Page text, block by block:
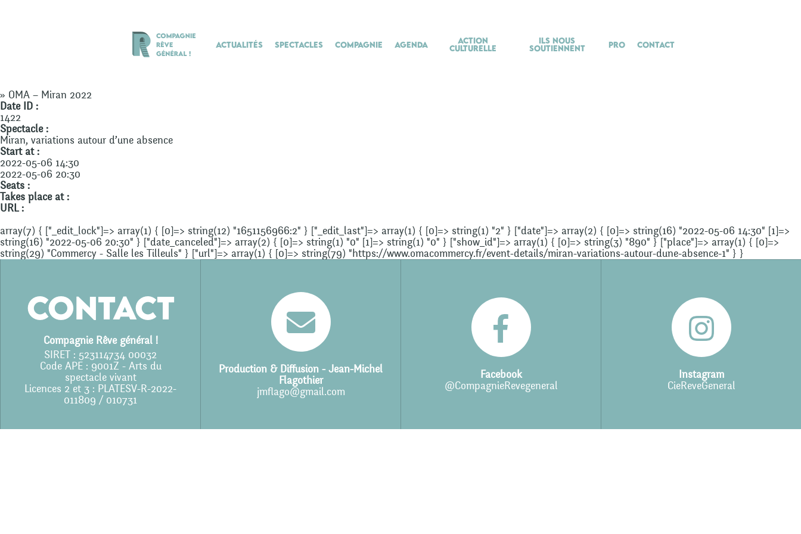
Actualités Spectacles Compagnie Agenda
Action
culturelle
Ils nous
soutiennent
Pro Contact
» OMA – Miran 2022
Date ID :
1422
Spectacle :
Miran, variations autour d’une absence
Start at :
2022-05-06 14:30
2022-05-06 20:30
Seats :
Takes place at :
URL :
array(7) { ["_edit_lock"]=> array(1) { [0]=> string(12) "1651156966:2" } ["_edit_last"]=> array(1) { [0]=> string(1) "2" } ["date"]=> array(2) { [0]=> string(16) "2022-05-06 14:30" [1]=>
string(16) "2022-05-06 20:30" } ["date_canceled"]=> array(2) { [0]=> string(1) "0" [1]=> string(1) "0" } ["show_id"]=> array(1) { [0]=> string(3) "890" } ["place"]=> array(1) { [0]=>
string(29) "Commercy - Salle les Tilleuls" } ["url"]=> array(1) { [0]=> string(79) "https://www.omacommercy.fr/event-details/miran-variations-autour-dune-absence-1" } }
Contact
Compagnie Rêve général !
SIRET : 523114734 00032
Code APE : 9001Z - Arts du
spectacle vivant
Licences 2 et 3 : PLATESV-R-2022-
011809 / 010731
Production & Diffusion - Jean-Michel
Flagothier
jmflago@gmail.com
Facebook
@CompagnieRevegeneral
Instagram
CieReveGeneral